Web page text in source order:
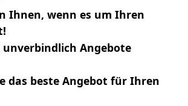
Ihnen, wenn es um Ihren
unverbindlich Angebote
das beste Angebot für Ihren